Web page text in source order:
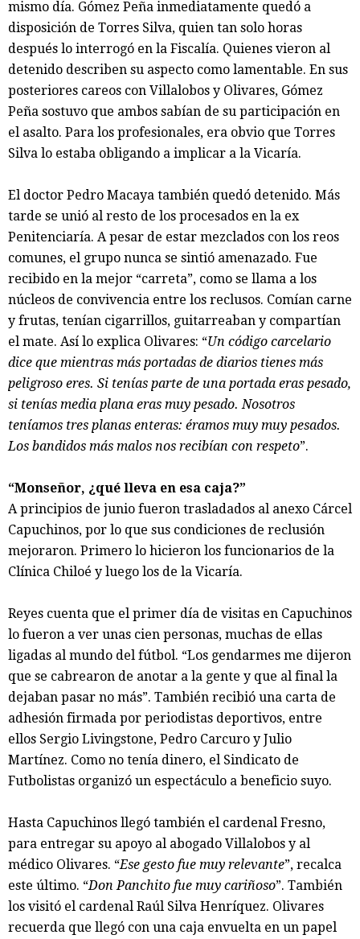
mismo día. Gómez Peña inmediatamente quedó a
disposición de Torres Silva, quien tan solo horas
después lo interrogó en la Fiscalía. Quienes vieron al
detenido describen su aspecto como lamentable. En sus
posteriores careos con Villalobos y Olivares, Gómez
Peña sostuvo que ambos sabían de su participación en
el asalto. Para los profesionales, era obvio que Torres
Silva lo estaba obligando a implicar a la Vicaría.
El doctor Pedro Macaya también quedó detenido. Más
tarde se unió al resto de los procesados en la ex
Penitenciaría. A pesar de estar mezclados con los reos
comunes, el grupo nunca se sintió amenazado. Fue
recibido en la mejor “carreta”, como se llama a los
núcleos de convivencia entre los reclusos. Comían carne
y frutas, tenían cigarrillos, guitarreaban y compartían
el mate. Así lo explica Olivares: “Un código carcelario
dice que mientras más portadas de diarios tienes más
peligroso eres. Si tenías parte de una portada eras pesado,
si tenías media plana eras muy pesado. Nosotros
teníamos tres planas enteras: éramos muy muy pesados.
Los bandidos más malos nos recibían con respeto”.
“Monseñor, ¿qué lleva en esa caja?”
A principios de junio fueron trasladados al anexo Cárcel
Capuchinos, por lo que sus condiciones de reclusión
mejoraron. Primero lo hicieron los funcionarios de la
Clínica Chiloé y luego los de la Vicaría.
Reyes cuenta que el primer día de visitas en Capuchinos
lo fueron a ver unas cien personas, muchas de ellas
ligadas al mundo del fútbol. “Los gendarmes me dijeron
que se cabrearon de anotar a la gente y que al final la
dejaban pasar no más”. También recibió una carta de
adhesión firmada por periodistas deportivos, entre
ellos Sergio Livingstone, Pedro Carcuro y Julio
Martínez. Como no tenía dinero, el Sindicato de
Futbolistas organizó un espectáculo a beneficio suyo.
Hasta Capuchinos llegó también el cardenal Fresno,
para entregar su apoyo al abogado Villalobos y al
médico Olivares. “Ese gesto fue muy relevante”, recalca
este último. “Don Panchito fue muy cariñoso”. También
los visitó el cardenal Raúl Silva Henríquez. Olivares
recuerda que llegó con una caja envuelta en un papel